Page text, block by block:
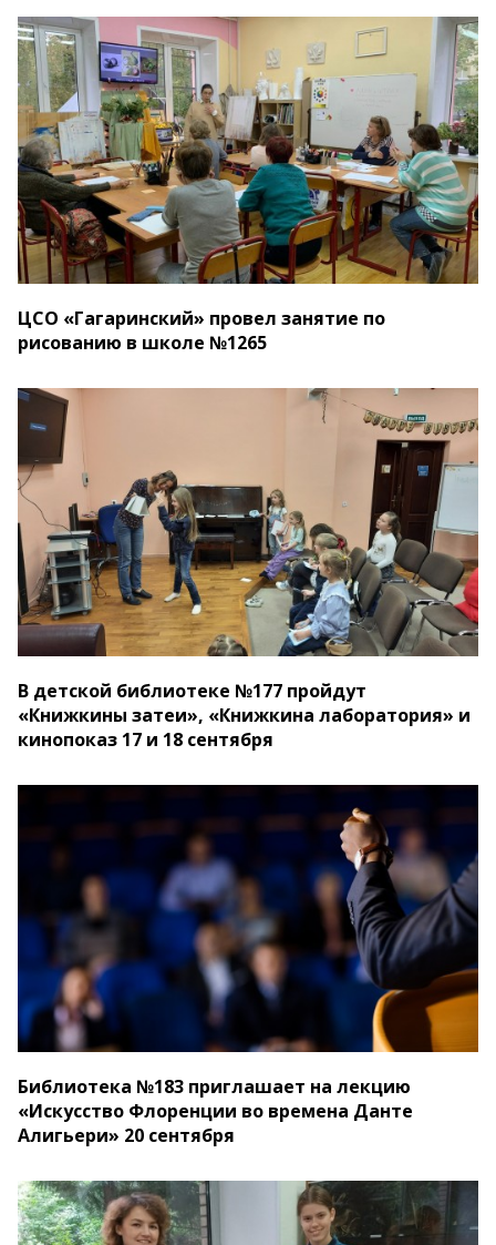
ЦСО «Гагаринский» провел занятие по
рисованию в школе №1265
В детской библиотеке №177 пройдут
«Книжкины затеи», «Книжкина лаборатория» и
кинопоказ 17 и 18 сентября
Библиотека №183 приглашает на лекцию
«Искусство Флоренции во времена Данте
Алигьери» 20 сентября